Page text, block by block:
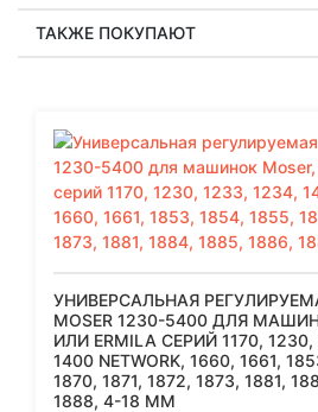
ТАКЖЕ ПОКУПАЮТ
УНИВЕРСАЛЬНАЯ
MOSER 1230-5400 ДЛЯ
ИЛИ ERMILA СЕРИЙ 1170,
1400 NETWORK, 1660, 1661,
1870, 1871, 1872, 1873, 1881,
1888, 4-18 ММ